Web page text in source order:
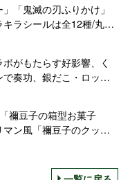
」「鬼滅の刃ふりかけ」
ラシールは全12種/丸美
ボがもたらす好影響、く
奏功、銀だこ・ロッ
禰豆子の箱型お菓子
マン風「禰豆子のクッシ